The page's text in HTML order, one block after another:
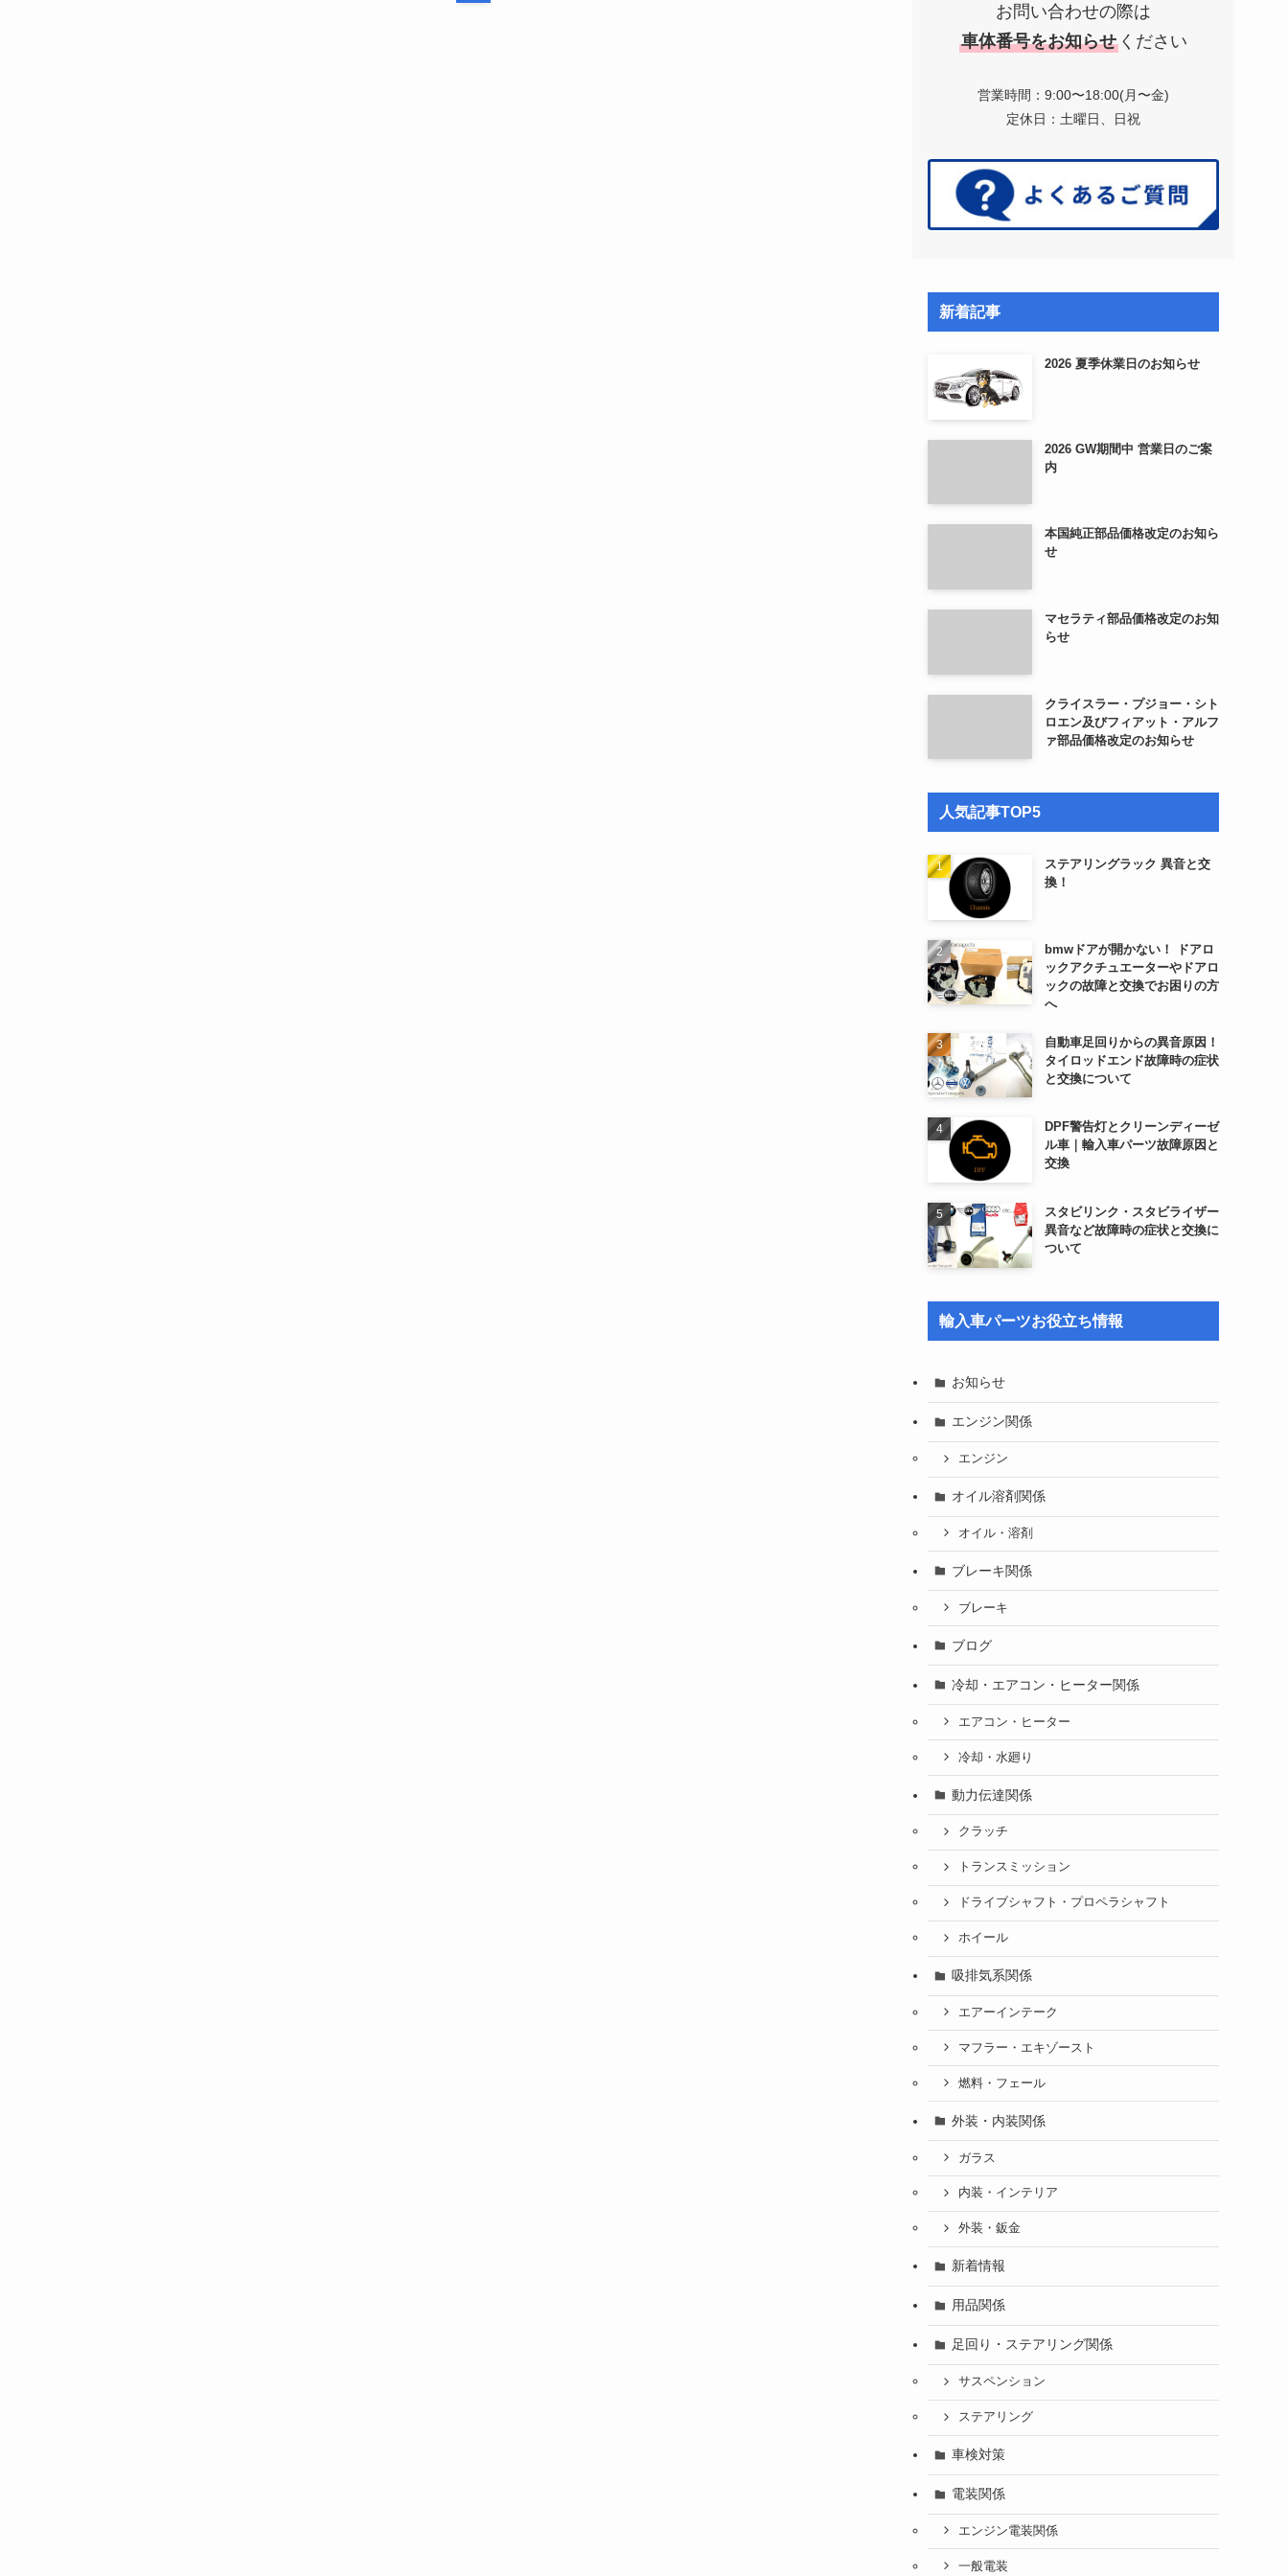
お問い合わせの際は
車体番号をお知らせ ください
営業時間：9:00〜18:00(月〜金)
定休日：土曜日、日祝
新着記事
2026 夏季休業日のお知らせ
2026 GW期間中 営業日のご案
内
本国純正部品価格改定のお知ら
せ
マセラティ部品価格改定のお知
らせ
クライスラー・プジョー・シト
ロエン及びフィアット・アルフ
ァ部品価格改定のお知らせ
人気記事TOP5
ステアリングラック 異音と交
換！
bmwドアが開かない！ ドアロ
ックアクチュエーターやドアロ
ックの故障と交換でお困りの方
へ
自動車足回りからの異音原因！
タイロッドエンド故障時の症状
と交換について
DPF警告灯とクリーンディーゼ
ル車｜輸入車パーツ故障原因と
交換
スタビリンク・スタビライザー
異音など故障時の症状と交換に
ついて
輸入車パーツお役立ち情報
お知らせ
エンジン関係
エンジン
オイル溶剤関係
オイル・溶剤
ブレーキ関係
ブレーキ
ブログ
冷却・エアコン・ヒーター関係
エアコン・ヒーター
冷却・水廻り
動力伝達関係
クラッチ
トランスミッション
ドライブシャフト・プロペラシャフト
ホイール
吸排気系関係
エアーインテーク
マフラー・エキゾースト
燃料・フェール
外装・内装関係
ガラス
内装・インテリア
外装・鈑金
新着情報
用品関係
足回り・ステアリング関係
サスペンション
ステアリング
車検対策
電装関係
エンジン電装関係
一般電装